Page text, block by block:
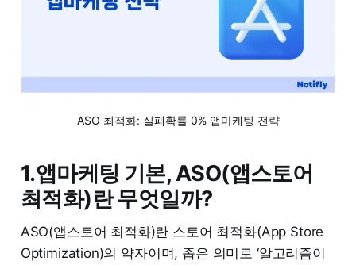
ASO 최적화: 실패확률 0% 앱마케팅 전략
1.앱마케팅 기본, ASO(앱스토어
최적화)란 무엇일까?
ASO(앱스토어 최적화)란 스토어 최적화(App Store
Optimization)의 약자이며, 좁은 의미로 ‘알고리즘이